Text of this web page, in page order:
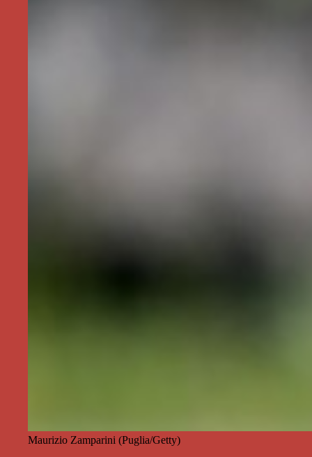
Maurizio Zamparini (Puglia/Getty)